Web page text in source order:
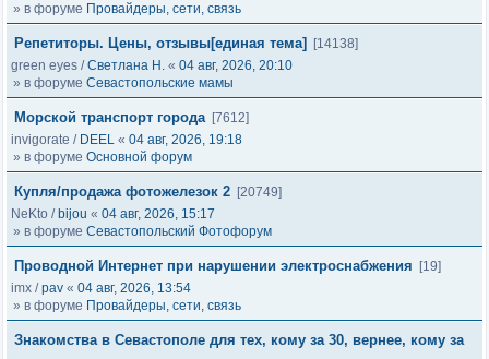
» в форуме Провайдеры, сети, связь
Репетиторы. Цены, отзывы[единая тема]
[14138]
green eyes /Светлана Н. « 04 авг, 2026, 20:10
» в форуме Севастопольские мамы
Морской транспорт города [7612]
invigorate / DEEL « 04 авг, 2026, 19:18
» в форуме Основной форум
Купля/продажа фотожелезок 2 [20749]
NeKto / bijou « 04 авг, 2026, 15:17
» в форуме Севастопольский Фотофорум
Проводной Интернет при нарушении электроснабжения
[19]
imx /pav « 04 авг, 2026, 13:54
» в форуме Провайдеры, сети, связь
Знакомства в Севастополе для тех, кому за 30, вернее, кому за